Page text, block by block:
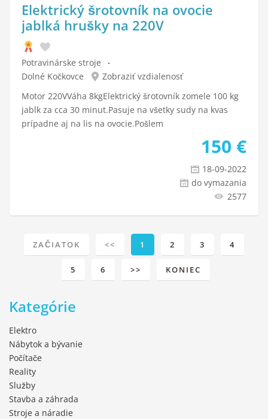
Elektrický šrotovník na ovocie
jablká hrušky na 220V
Potravinárske stroje
Dolné Kočkovce
Zobraziť vzdialenosť
Motor 220VVáha 8kgElektrický šrotovník zomele 100 kg
jablk za cca 30 minut.Pasuje na všetky sudy na kvas
prípadne aj na lis na ovocie.Pošlem
150 €
18-09-2022
do vymazania
2577
ZAČIATOK << 1 2 3 4
5 6 >> KONIEC
Kategórie
Elektro
Nábytok a bývanie
Počítače
Reality
Služby
Stavba a záhrada
Stroje a náradie